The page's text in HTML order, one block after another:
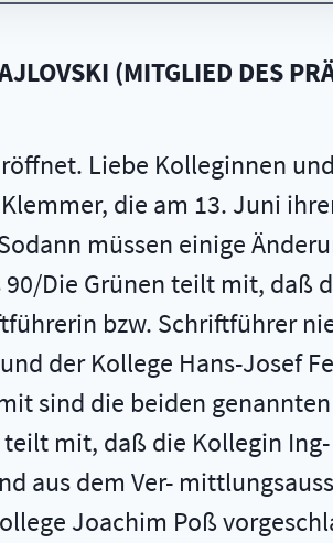
(MITGLIED DES
Liebe Kolleginnen
die am 13. Juni
müssen einige
Die Grünen teilt mit, daß
bzw. Schriftführer
der Kollege Hans-Josef
sind die beiden
teilt mit, daß die Kollegin
aus dem Ver-
Joachim Poß